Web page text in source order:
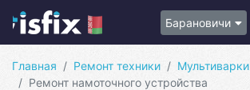
Барановичи
Главная Ремонт техники
Мультиварки
Ремонт намоточного устройства